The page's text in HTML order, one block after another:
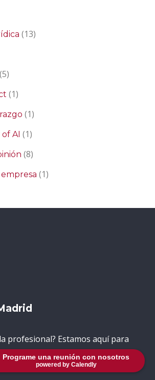
Programe una reunión con nosotros
powered by Calendly
(13)
(5)
(1)
(1)
AI (1)
(8)
(1)
profesional? Estamos aquí para